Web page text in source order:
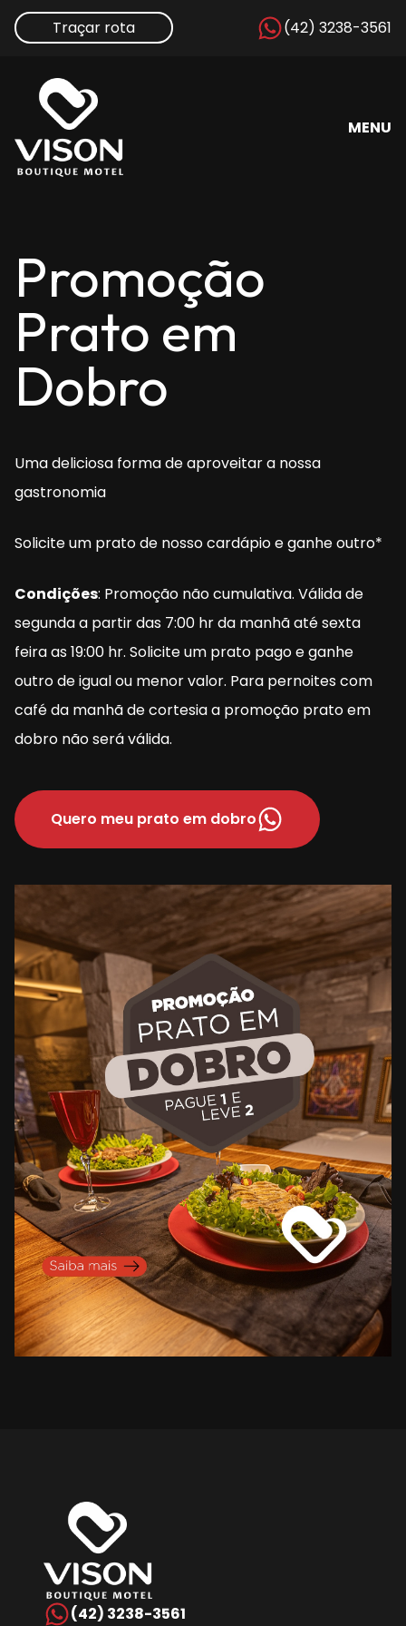
Traçar rota (42) 3238-3561
MENU
Promoção
Prato em
Dobro
Uma deliciosa forma de aproveitar a nossa
gastronomia
Solicite um prato de nosso cardápio e ganhe outro*
Condições: Promoção não cumulativa. Válida de
segunda a partir das 7:00 hr da manhã até sexta
feira as 19:00 hr. Solicite um prato pago e ganhe
outro de igual ou menor valor. Para pernoites com
café da manhã de cortesia a promoção prato em
dobro não será válida.
Quero meu prato em dobro
(42) 3238-3561